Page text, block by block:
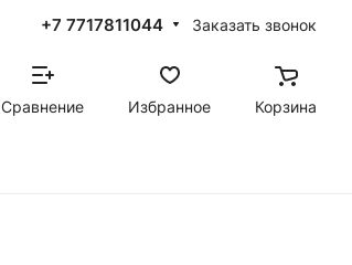
+7 7717811044 Заказать звонок
Сравнение Избранное Корзина